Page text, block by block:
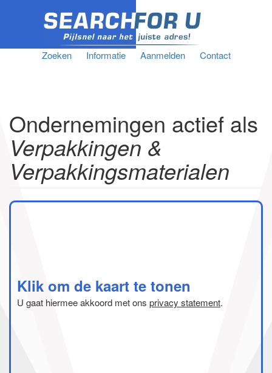
Zoeken Informatie Aanmelden Contact
Ondernemingen actief als
Verpakkingen &
Verpakkingsmaterialen
Klik om de kaart te tonen
U gaat hiermee akkoord met ons privacy statement.